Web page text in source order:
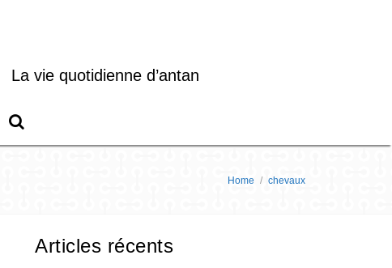
La vie quotidienne d’antan
Home / chevaux
Articles récents